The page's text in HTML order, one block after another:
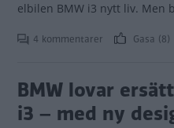
elbilen BMW i3 nytt liv. Men
4 kommentarer Gasa (8)
BMW lovar
i3 – med ny